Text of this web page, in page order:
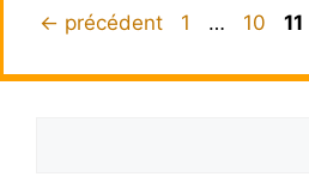
← précédent Page
1 … Page
10 11